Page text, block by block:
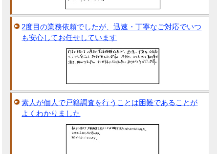
2度目の業務依頼でしたが、迅速・丁寧なご対応でいつ
も安心してお任せしています
素人が個人で戸籍調査を行うことは困難であることが
よくわかりました